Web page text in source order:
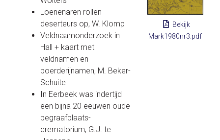
Bekijk
Mark1980nr3.pdf
Loenenaren rollen
deserteurs op, W. Klomp
Veldnaamonderzoek in
Hall + kaart met
veldnamen en
boerderijnamen, M. Beker-
Schuite
In Eerbeek was indertijd
een bijna 20 eeuwen oude
begraafplaats-
crematorium, G.J. te